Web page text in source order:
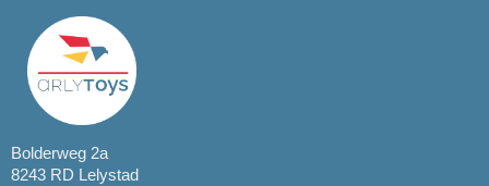
Bolderweg 2a
8243 RD Lelystad